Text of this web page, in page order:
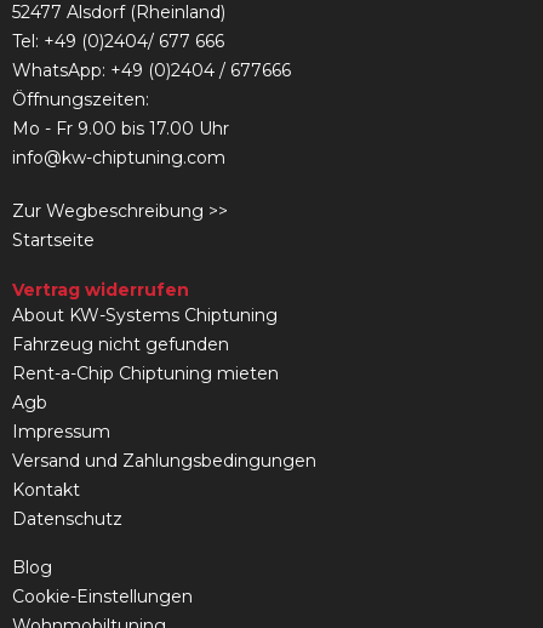
52477 Alsdorf (Rheinland)
Tel: +49 (0)2404/ 677 666
WhatsApp: +49 (0)2404 / 677666
Öffnungszeiten:
Mo - Fr 9.00 bis 17.00 Uhr
info@kw-chiptuning.com
Zur Wegbeschreibung >>
Startseite
Vertrag widerrufen
About KW-Systems Chiptuning
Fahrzeug nicht gefunden
Rent-a-Chip Chiptuning mieten
Agb
Impressum
Versand und Zahlungsbedingungen
Kontakt
Datenschutz
Blog
Cookie-Einstellungen